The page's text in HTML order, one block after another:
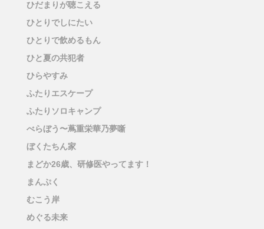
ひだまりが聴こえる
ひとりでしにたい
ひとりで飲めるもん
ひと夏の共犯者
ひらやすみ
ふたりエスケープ
ふたりソロキャンプ
べらぼう〜蔦重栄華乃夢噺
ぼくたちん家
まどか26歳、研修医やってます！
まんぷく
むこう岸
めぐる未来